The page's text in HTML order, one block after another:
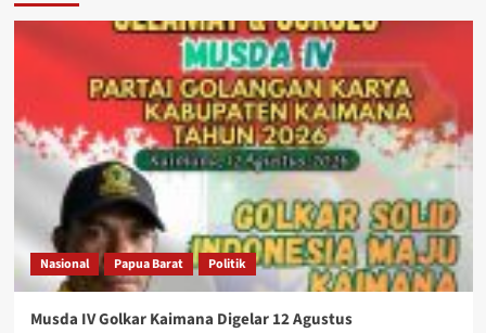
Nasional Papua Barat Politik
Musda IV Golkar Kaimana Digelar 12 Agustus